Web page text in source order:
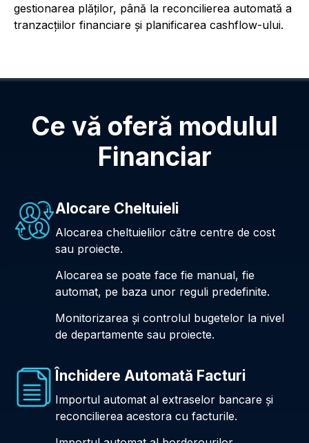
gestionarea plăților, până la reconcilierea automată a
tranzacțiilor financiare și planificarea cashflow-ului.
Ce vă oferă modulul
Financiar
Alocare Cheltuieli
Alocarea cheltuielilor către centre de cost
sau proiecte.
Alocarea se poate face fie manual, fie
automat, pe baza unor reguli predefinite.
Monitorizarea și controlul bugetelor la nivel
de departamente sau proiecte.
Închidere Automată Facturi
Importul automat al extraselor bancare și
reconcilierea acestora cu facturile.